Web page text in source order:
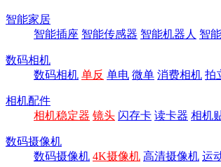
智能家居
智能插座 智能传感器 智能机器人 智
数码相机
数码相机 单反 单电 微单 消费相机 拍
相机配件
相机稳定器 镜头 闪存卡 读卡器 相机
数码摄像机
数码摄像机 4K摄像机 高清摄像机 运